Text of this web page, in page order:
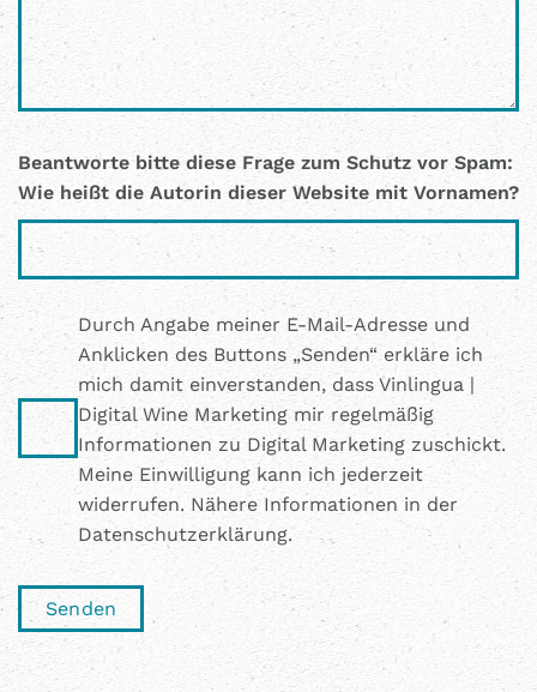
Beantworte bitte diese Frage zum Schutz vor Spam:
Wie heißt die Autorin dieser Website mit Vornamen?
Durch Angabe meiner E-Mail-Adresse und
Anklicken des Buttons „Senden“ erkläre ich
mich damit einverstanden, dass Vinlingua |
Digital Wine Marketing mir regelmäßig
Informationen zu Digital Marketing zuschickt.
Meine Einwilligung kann ich jederzeit
widerrufen. Nähere Informationen in der
Datenschutzerklärung.